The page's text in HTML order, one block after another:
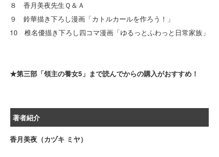
８ 香月美夜先生Ｑ＆Ａ
９ 鈴華描き下ろし漫画「カトルカールを作ろう！」
10 椎名優描き下ろし四コマ漫画「ゆるっとふわっと日常家族」
★第三部「領主の養女5」まで読んでからの購入がおすすめ！
著者紹介
香月美夜（カヅキ ミヤ）